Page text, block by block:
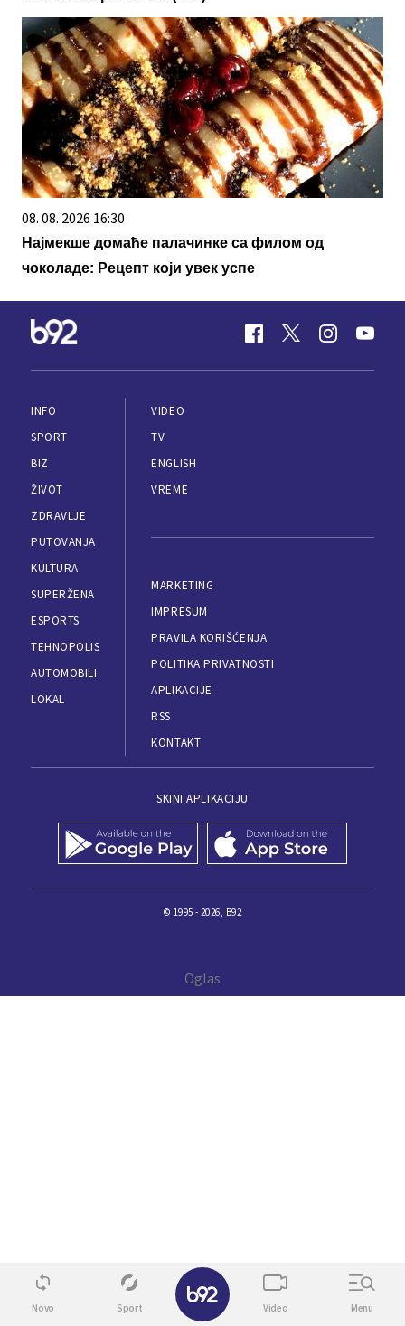
08. 08. 2026 16:30
Најмекше домаће палачинке са филом од
чоколаде: Рецепт који увек успе
INFO
SPORT
BIZ
ŽIVOT
ZDRAVLJE
PUTOVANJA
KULTURA
SUPERŽENA
ESPORTS
TEHNOPOLIS
AUTOMOBILI
LOKAL
VIDEO
TV
ENGLISH
VREME
MARKETING
IMPRESUM
PRAVILA KORIŠĆENJA
POLITIKA PRIVATNOSTI
APLIKACIJE
RSS
KONTAKT
SKINI APLIKACIJU
© 1995 - 2026, B92
Novo Sport Video Menu
✕